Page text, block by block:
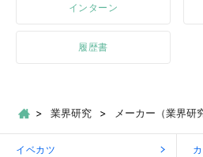
インターン
履歴書
業界研究 メーカー（業界研
イベカツ